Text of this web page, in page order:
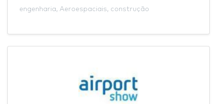
engenharia, Aeroespaciais, construção